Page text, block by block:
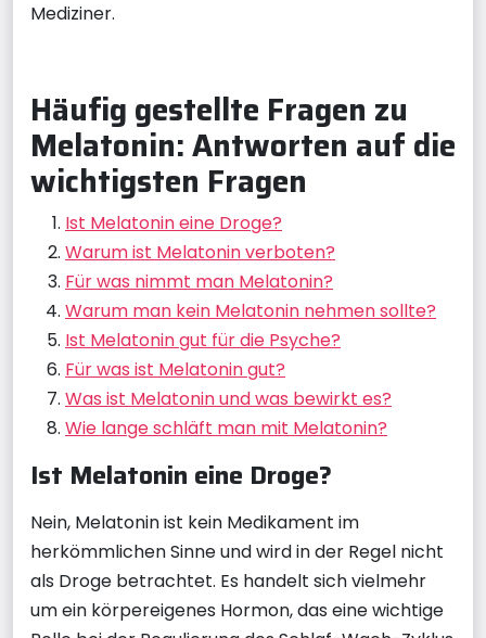
Mediziner.
Häufig gestellte Fragen zu
Melatonin: Antworten auf die
wichtigsten Fragen
Ist Melatonin eine Droge?
Warum ist Melatonin verboten?
Für was nimmt man Melatonin?
Warum man kein Melatonin nehmen sollte?
Ist Melatonin gut für die Psyche?
Für was ist Melatonin gut?
Was ist Melatonin und was bewirkt es?
Wie lange schläft man mit Melatonin?
Ist Melatonin eine Droge?
Nein, Melatonin ist kein Medikament im
herkömmlichen Sinne und wird in der Regel nicht
als Droge betrachtet. Es handelt sich vielmehr
um ein körpereigenes Hormon, das eine wichtige